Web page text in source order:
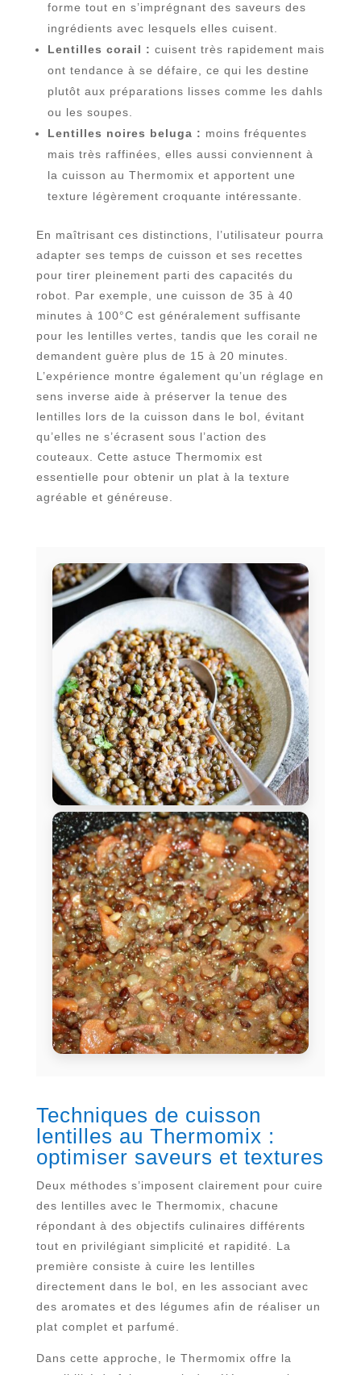
forme tout en s’imprégnant des saveurs des
ingrédients avec lesquels elles cuisent.
Lentilles corail : cuisent très rapidement mais
ont tendance à se défaire, ce qui les destine
plutôt aux préparations lisses comme les dahls
ou les soupes.
Lentilles noires beluga : moins fréquentes
mais très raffinées, elles aussi conviennent à
la cuisson au Thermomix et apportent une
texture légèrement croquante intéressante.
En maîtrisant ces distinctions, l’utilisateur pourra
adapter ses temps de cuisson et ses recettes
pour tirer pleinement parti des capacités du
robot. Par exemple, une cuisson de 35 à 40
minutes à 100°C est généralement suffisante
pour les lentilles vertes, tandis que les corail ne
demandent guère plus de 15 à 20 minutes.
L’expérience montre également qu’un réglage en
sens inverse aide à préserver la tenue des
lentilles lors de la cuisson dans le bol, évitant
qu’elles ne s’écrasent sous l’action des
couteaux. Cette astuce Thermomix est
essentielle pour obtenir un plat à la texture
agréable et généreuse.
Techniques de cuisson
lentilles au Thermomix :
optimiser saveurs et textures
Deux méthodes s’imposent clairement pour cuire
des lentilles avec le Thermomix, chacune
répondant à des objectifs culinaires différents
tout en privilégiant simplicité et rapidité. La
première consiste à cuire les lentilles
directement dans le bol, en les associant avec
des aromates et des légumes afin de réaliser un
plat complet et parfumé.
Dans cette approche, le Thermomix offre la